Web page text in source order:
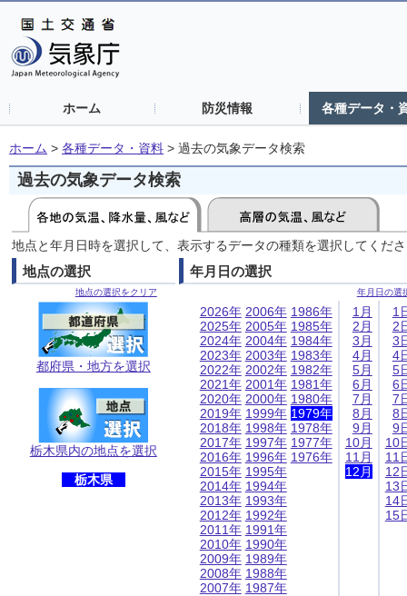
ホーム 防災情報 各種データ・
ホーム > 各種データ・資料 > 過去の気象データ検索
過去の気象データ検索
地点と年月日時を選択して、表示するデータの種類を選択してくだ
地点の選択
地点の選択をクリア
都府県・地方を選択
栃木県内の地点を選択
栃木県
年月日の選択
年月日の選
2026年
2025年
2024年
2023年
2022年
2021年
2020年
2019年
2018年
2017年
2016年
2015年
2014年
2013年
2012年
2011年
2010年
2009年
2008年
2007年
2006年
2005年
2004年
2003年
2002年
2001年
2000年
1999年
1998年
1997年
1996年
1995年
1994年
1993年
1992年
1991年
1990年
1989年
1988年
1987年
1986年
1985年
1984年
1983年
1982年
1981年
1980年
1979年
1978年
1977年
1976年
1月
2月
3月
4月
5月
6月
7月
8月
9月
10月
11月
12月
1
2
3
4
5
6
7
8
9
10
11
12
13
14
15